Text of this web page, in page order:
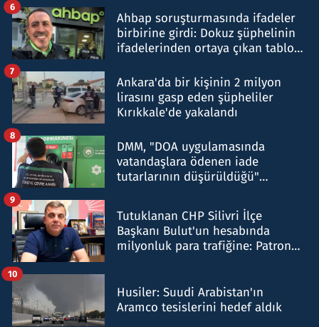
Ahbap soruşturmasında ifadeler
birbirine girdi: Dokuz şüphelinin
ifadelerinden ortaya çıkan tablo
6
Ankara'da bir kişinin 2 milyon
lirasını gasp eden şüpheliler
Kırıkkale'de yakalandı
7
DMM, "DOA uygulamasında
vatandaşlara ödenen iade
tutarlarının düşürüldüğü"
8
Tutuklanan CHP Silivri İlçe
Başkanı Bulut'un hesabında
milyonluk para trafiğine: Patron
9
Husiler: Suudi Arabistan'ın
Aramco tesislerini hedef aldık
10